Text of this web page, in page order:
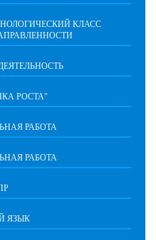
КЛАСС
РОСТА"
РАБОТА
РАБОТА
ЯЗЫК